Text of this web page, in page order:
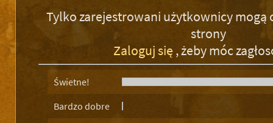
Tylko zarejestrowani użytkownicy mogą
strony
Zaloguj się , żeby móc
Świetne!
Bardzo dobre